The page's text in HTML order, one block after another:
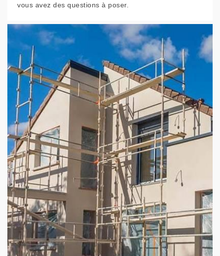
vous avez des questions à poser.